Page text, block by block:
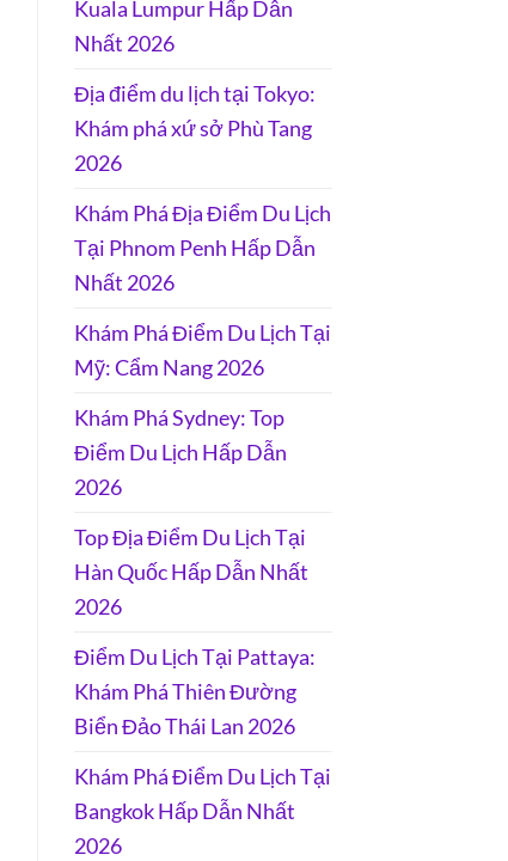
Kuala Lumpur Hấp Dẫn
Nhất 2026
Địa điểm du lịch tại Tokyo:
Khám phá xứ sở Phù Tang
2026
Khám Phá Địa Điểm Du Lịch
Tại Phnom Penh Hấp Dẫn
Nhất 2026
Khám Phá Điểm Du Lịch Tại
Mỹ: Cẩm Nang 2026
Khám Phá Sydney: Top
Điểm Du Lịch Hấp Dẫn
2026
Top Địa Điểm Du Lịch Tại
Hàn Quốc Hấp Dẫn Nhất
2026
Điểm Du Lịch Tại Pattaya:
Khám Phá Thiên Đường
Biển Đảo Thái Lan 2026
Khám Phá Điểm Du Lịch Tại
Bangkok Hấp Dẫn Nhất
2026